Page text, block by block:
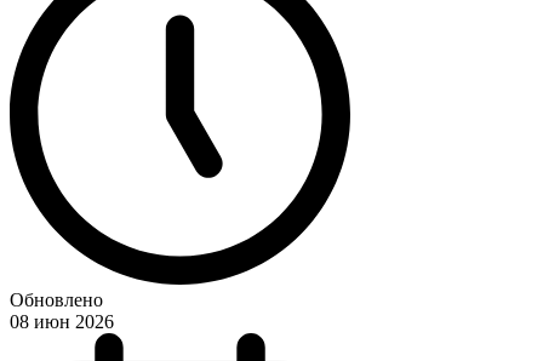
Обновлено
08 июн 2026